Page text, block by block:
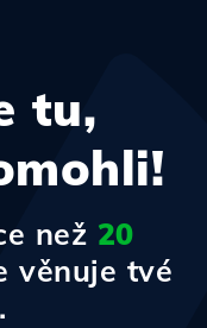
tu,
než 20
věnuje tvé